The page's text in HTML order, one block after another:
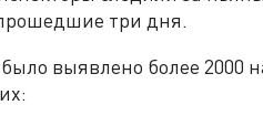
три дня.
выявлено более 2000